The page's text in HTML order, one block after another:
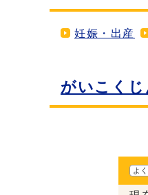
妊娠・出産
がいこく
よ